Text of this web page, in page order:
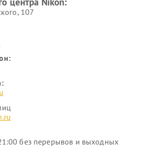
107
без перерывов и выходных